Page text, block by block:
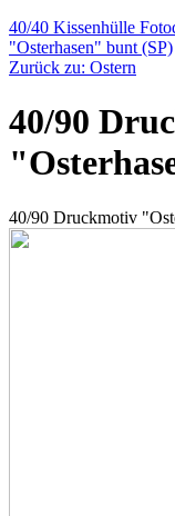
40/40 Kissenhülle
"Osterhasen" bunt (SP)
Zurück zu: Ostern
40/90
40/90 Druckmotiv